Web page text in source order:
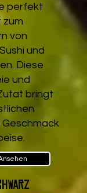
perfekt
zum
von
und
Diese
und
bringt
Geschmack